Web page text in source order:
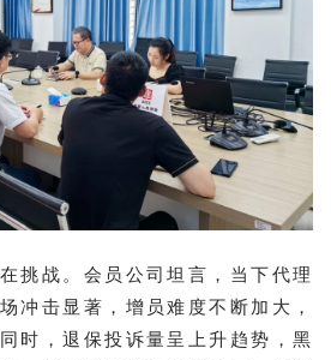
挑战。会员公司坦言，当下代理
冲击显著，增员难度不断加大，
时，退保投诉量呈上升趋势，黑